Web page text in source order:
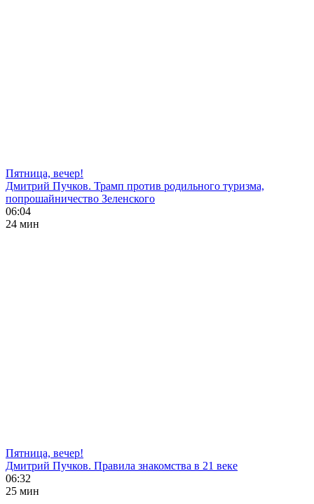
Пятница, вечер!
Дмитрий Пучков. Трамп против родильного туризма,
попрошайничество Зеленского
06:04
24 мин
Пятница, вечер!
Дмитрий Пучков. Правила знакомства в 21 веке
06:32
25 мин